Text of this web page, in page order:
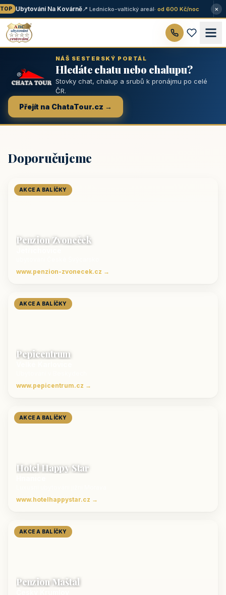
Ubytování Na Kovárně📍 Lednicko-valtický areál· od 600 Kč/noc ×
NÁŠ SESTERSKÝ PORTÁL
Hledáte chatu nebo chalupu?
Stovky chat, chalup a srubů k pronájmu po celé
ČR.
Přejít na ChataTour.cz →
Doporučujeme
AKCE A BALÍČKY
Penzion Zvoneček
www.penzion-zvonecek.cz →
AKCE A BALÍČKY
Pepicentrum
www.pepicentrum.cz →
AKCE A BALÍČKY
Hotel Happy Star
www.hotelhappystar.cz →
AKCE A BALÍČKY
Penzion Maštal